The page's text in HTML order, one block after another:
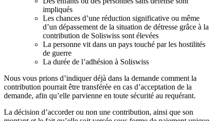
impliqués
Les chances d’une réduction significative ou même
d’un dépassement de la situation de détresse grâce à la
contribution de Soliswiss sont élevées
La personne vit dans un pays touché par les hostilités
de guerre
La durée de l’adhésion à Soliswiss
Nous vous prions d’indiquer déjà dans la demande comment la
contribution pourrait être transférée en cas d’acceptation de la
demande, afin qu’elle parvienne en toute sécurité au requérant.
La décision d’accorder ou non une contribution, ainsi que son